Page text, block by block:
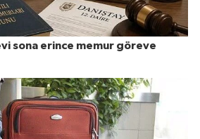
sona erince memur göreve